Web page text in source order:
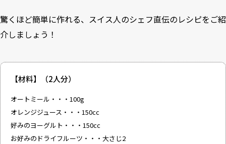
驚くほど簡単に作れる、スイス人のシェフ直伝のレシピをご紹
介しましょう！
【材料】（2人分）
オートミール・・・100g
オレンジジュース・・・150cc
好みのヨーグルト・・・150cc
お好みのドライフルーツ・・・大さじ2